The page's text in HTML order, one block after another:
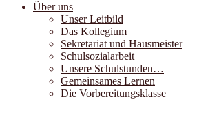
Über uns
Unser Leitbild
Das Kollegium
Sekretariat und Hausmeister
Schulsozialarbeit
Unsere Schulstunden…
Gemeinsames Lernen
Die Vorbereitungsklasse